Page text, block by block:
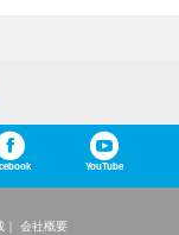
YouTube
会社概要